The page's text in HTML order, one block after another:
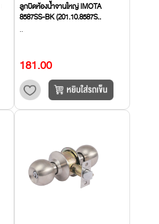
ลูกบิดห้องน้ำจานใหญ่ IMOTA
8587SS-BK (201.10.8587S..
..
181.00